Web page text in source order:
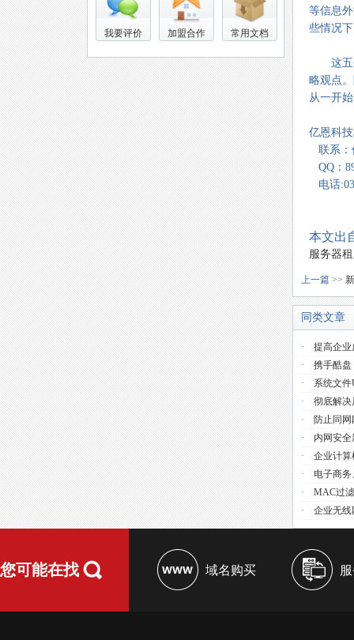
我要评价 加盟合作 常用文档
等信息
些情况
这五个
略观点
从一开
亿恩科
联系：
QQ：
电话
本文出
服务器
上一篇 >>
同类文章
· 提高企业
· 携手酷盘
· 系统文件
· 彻底解决
· 防止同
· 内网安
· 企业计算
· 电子商
· MAC过
· 企业无线
您可能在找 域名购买